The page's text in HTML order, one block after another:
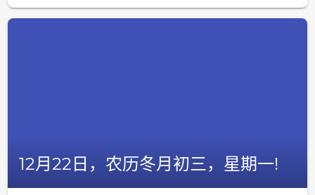
12月22日，农历冬月初三，星期一!